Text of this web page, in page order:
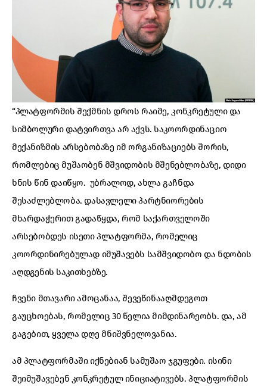
“პლატფორმის შექმნის დროს რაიმე, კონკრეტული და
სიმბოლური დატვირთვა არ აქვს. საკოორდინაციო
მექანიზმის არსებობაზე იმ ორგანიზაციებს შორის,
რომლებიც მუშაობენ მშვიდობის მშენებლობაზე, დიდი
ხნის წინ დაიწყო. უბრალოდ, ახლა გაჩნდა
შესაძლებლობა. დასავლელი პარტნიორების
მხარდაჭერით გადაწყდა, რომ საქართველოში
არსებობდეს ისეთი პლატფორმა, რომელიც
კოორდინირებულად იმუშავებს სამშვიდობო და ნდობის
აღდგენის საკითხებზე.
ჩვენი მთავარი ამოცანაა, შევეწინააღმდეგოთ
გაუცხოებას, რომელიც 30 წელია მიმდინარეობს. და, ამ
გაგებით, ყველა დღე მნიშვნელოვანია.
ამ პლატფორმაში იქნებიან სამუშაო ჯგუფები. ისინი
შეიმუშავებენ კონკრეტულ ინიციატივებს. პლატფორმის